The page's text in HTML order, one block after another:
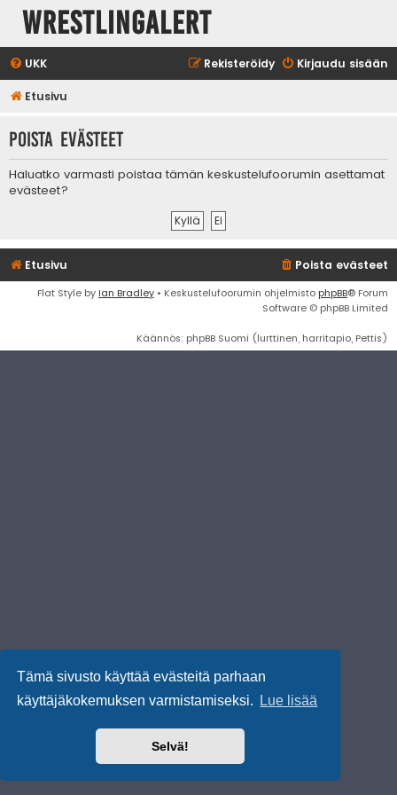
Tämä sivusto käyttää evästeitä parhaan
käyttäjäkokemuksen varmistamiseksi.
Lue lisää
Selvä!
WrestlingAlert
UKK Kirjaudu sisään
Rekisteröidy
Etusivu
Poista evästeet
Haluatko varmasti poistaa tämän keskustelufoorumin asettamat
evästeet?
Etusivu Poista evästeet
Flat Style by Ian Bradley • Keskustelufoorumin ohjelmisto phpBB® Forum
Software © phpBB Limited
Käännös: phpBB Suomi (lurttinen, harritapio, Pettis)